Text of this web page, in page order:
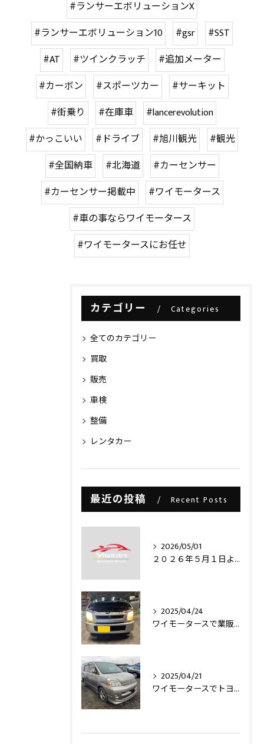
#ランサーエボリューションX
#ランサーエボリューション10
#gsr
#SST
#AT
#ツインクラッチ
#追加メーター
#カーボン
#スポーツカー
#サーキット
#街乗り
#在庫車
#lancerevolution
#かっこいい
#ドライブ #旭川観光
#観光
#全国納車
#北海道
#カーセンサー
#カーセンサー掲載中
#ワイモータース
#車の事ならワイモータース
#ワイモータースにお任せ
カテゴリー Categories
全てのカテゴリー
買取
販売
車検
整備
レンタカー
最近の投稿 Recent Posts
2026/05/01
２０２６年５月１日より・・・
2025/04/24
ワイモータースで業販仕入れ出来ますライトコレクション信玄のLEDヘッドライトバルブを取り付け致しました‼️
2025/04/21
ワイモータースでトヨタヴォクシー買取させて頂きました‼️